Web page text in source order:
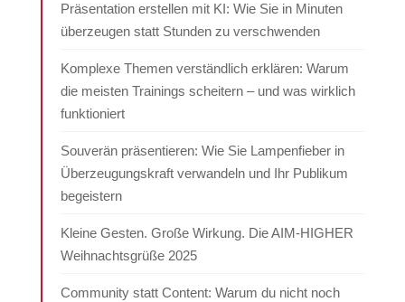
Präsentation erstellen mit KI: Wie Sie in Minuten
überzeugen statt Stunden zu verschwenden
Komplexe Themen verständlich erklären: Warum
die meisten Trainings scheitern – und was wirklich
funktioniert
Souverän präsentieren: Wie Sie Lampenfieber in
Überzeugungskraft verwandeln und Ihr Publikum
begeistern
Kleine Gesten. Große Wirkung. Die AIM-HIGHER
Weihnachtsgrüße 2025
Community statt Content: Warum du nicht noch